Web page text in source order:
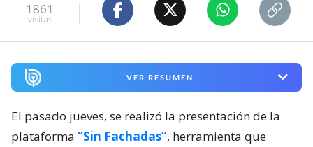
1861
visitas
VER RESUMEN
El pasado jueves, se realizó la presentación de la
plataforma “Sin Fachadas”, herramienta que